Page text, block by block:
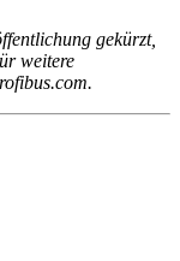
gekürzt,
weitere